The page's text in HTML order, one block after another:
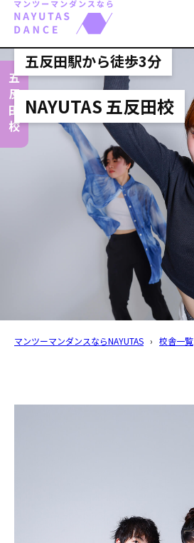
五反田校
五反田駅から徒歩3分
NAYUTAS 五反田校
マンツーマンダンスならNAYUTAS › 校舎一覧